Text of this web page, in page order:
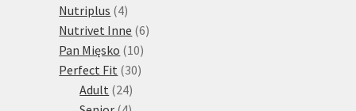
Nutriplus 44
produkty
Nutrivet Inne 66
Pan Mięsko 1010
produktů
Perfect Fit 3030
Adult 2424